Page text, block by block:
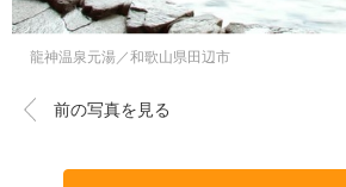
龍神温泉元湯／和歌山県田辺市
前の写真を見る